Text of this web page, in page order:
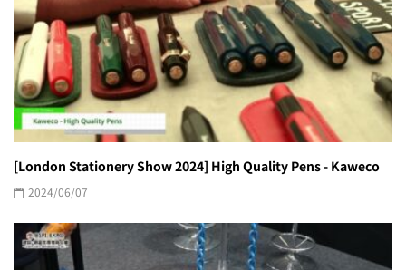
[London Stationery Show 2024] High Quality Pens - Kaweco
2024/06/07